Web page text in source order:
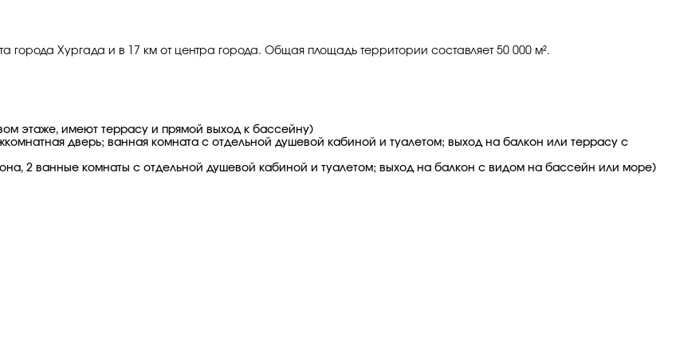
города Хургада и в 17 км от центра города. Общая площадь территории составляет 50 000 м².
этаже, имеют террасу и прямой выход к бассейну)
дверь; ванная комната с отдельной душевой кабиной и туалетом; выход на балкон или террасу с
2 ванные комнаты с отдельной душевой кабиной и туалетом; выход на балкон с видом на бассейн или море)